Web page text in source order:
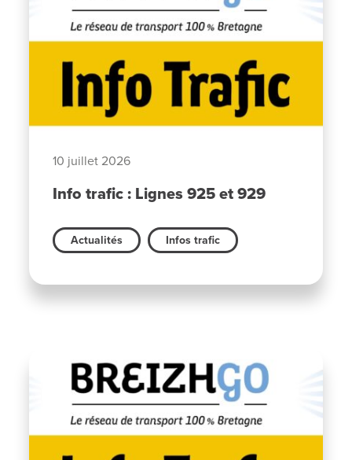
10 juillet 2026
Info trafic : Lignes 925 et 929
Actualités Infos trafic